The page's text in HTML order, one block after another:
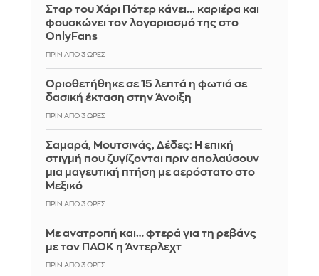
Σταρ του Χάρι Πότερ κάνει... καριέρα και
φουσκώνει τον λογαριασμό της στο
OnlyFans
ΠΡΙΝ ΑΠΌ 3 ΏΡΕΣ
Οριοθετήθηκε σε 15 λεπτά η φωτιά σε
δασική έκταση στην Άνοιξη
ΠΡΙΝ ΑΠΌ 3 ΏΡΕΣ
Σαμαρά, Μουτσινάς, Δέδες: Η επική
στιγμή που ζυγίζονται πριν απολαύσουν
μια μαγευτική πτήση με αερόστατο στο
Μεξικό
ΠΡΙΝ ΑΠΌ 3 ΏΡΕΣ
Με ανατροπή και… φτερά για τη ρεβάνς
με τον ΠΑΟΚ η Άντερλεχτ
ΠΡΙΝ ΑΠΌ 3 ΏΡΕΣ